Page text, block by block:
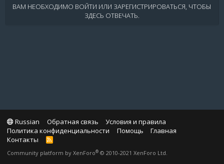
ВАМ НЕОБХОДИМО ВОЙТИ ИЛИ ЗАРЕГИСТРИРОВАТЬСЯ, ЧТОБЫ
ЗДЕСЬ ОТВЕЧАТЬ.
Russian Обратная связь
Условия и правила
Политика конфиденциальности
Помощь
Главная
Контакты
R
S
Community platform by XenForo® © 2010-2021 XenForo Ltd.